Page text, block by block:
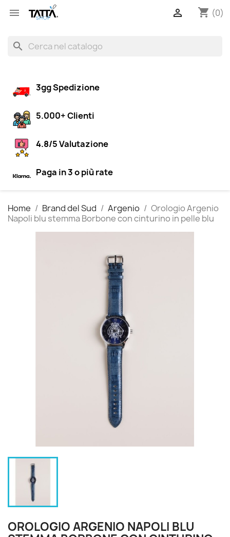
 shopping_cart (0)

search
3gg Spedizione
5.000+ Clienti
4.8/5 Valutazione
Paga in 3 o più rate
Home Brand del Sud Argenio
Orologio Argenio
Napoli blu stemma Borbone con cinturino in pelle blu
OROLOGIO ARGENIO NAPOLI BLU